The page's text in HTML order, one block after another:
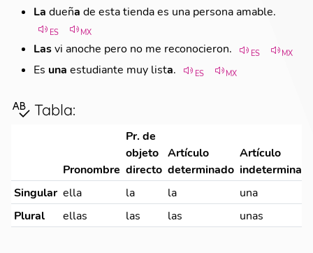
La dueña de esta tienda es una persona amable.
ES MX
Las vi anoche pero no me reconocieron. ES MX
Es una estudiante muy lista. ES MX
Tabla:
Pronombre
Pr. de
objeto
directo
Artículo
determinado
Artículo
Singular ella la la
una
Plural
ellas las las unas